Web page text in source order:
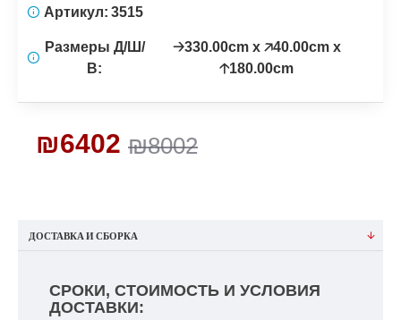
₪8002
₪6402
Артикул: 3515
Размеры Д/Ш/
В:
🡢330.00cm x 🡥40.00cm x
🡡180.00cm
ДОСТАВКА И СБОРКА
СРОКИ, СТОИМОСТЬ И УСЛОВИЯ
ДОСТАВКИ: